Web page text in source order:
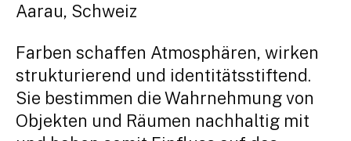
Aarau, Schweiz
Farben schaffen Atmosphären, wirken
strukturierend und identitätsstiftend.
Sie bestimmen die Wahrnehmung von
Objekten und Räumen nachhaltig mit